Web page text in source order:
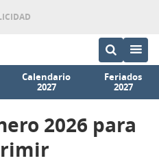
Calendario
2027
Feriados
2027
2026 para